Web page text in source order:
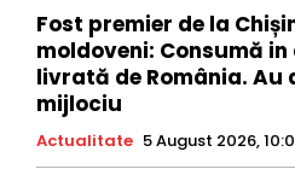
Fost premier de la
moldoveni: Consumă
livrată de România.
mijlociu
Actualitate 5 August 2026,